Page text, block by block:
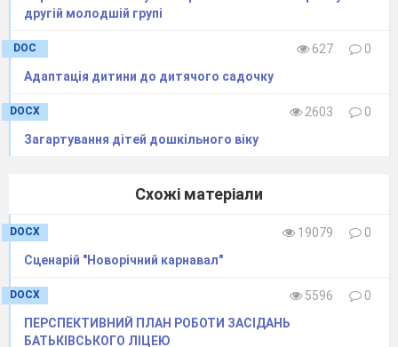
емоційний стан
вміння довільно
розслабляти
(проливний дощ,
зміст казки (з
жадібний, ніхто
не дружить);
другій молодшій групі
DOC 627
0
Адаптація дитини до дитячого садочку
DOCX 2603
0
Загартування дітей дошкільного віку
Схожі матеріали
DOCX 19079
0
Сценарій "Новорічний карнавал"
DOCX 5596
0
ПЕРСПЕКТИВНИЙ ПЛАН РОБОТИ ЗАСІДАНЬ
БАТЬКІВСЬКОГО ЛІЦЕЮ